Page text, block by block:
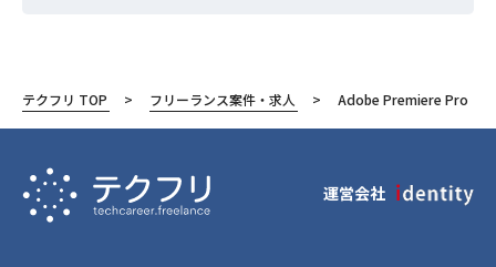
テクフリ TOP フリーランス案件・求人 Adobe Premiere Pro
運営会社